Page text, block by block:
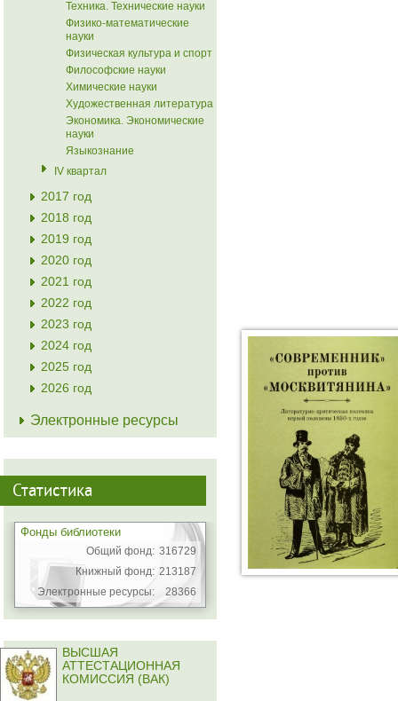
Техника. Технические науки
Физико-математические
науки
Физическая культура и спорт
Философские науки
Химические науки
Художественная литература
Экономика. Экономические
науки
Языкознание
IV квартал
2017 год
2018 год
2019 год
2020 год
2021 год
2022 год
2023 год
2024 год
2025 год
2026 год
Электронные ресурсы
Статистика
Фонды библиотеки
Общий фонд: 316729
Книжный фонд: 213187
Электронные ресурсы:
28366
ВЫСШАЯ
АТТЕСТАЦИОННАЯ
КОМИССИЯ (ВАК)